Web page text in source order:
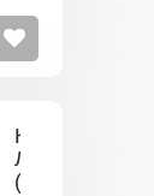
Кипарисовик
Лавсона
(сеянец